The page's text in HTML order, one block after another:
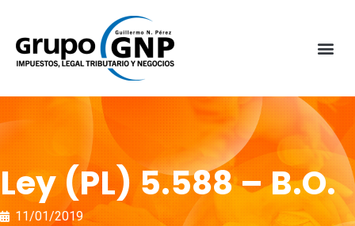
Ley (PL) 5.588 – B.O.
11/01/2019